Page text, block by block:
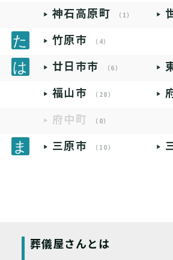
神石高原町 （1）
竹原市 （4）
廿日市市 （6）
福山市 （28）
府中町 （0）
三原市 （10）
葬儀屋さんとは